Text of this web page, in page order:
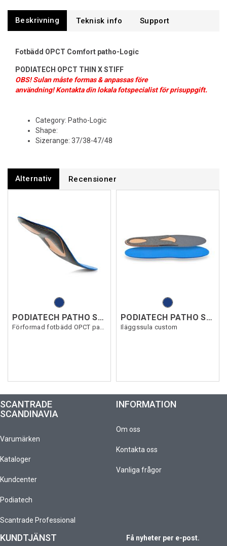
Beskrivning Support
Fotbädd OPCT Comfort patho-Logic
PODIATECH OPCT THIN X STIFF
OBS! Sulan måste formas & anpassas före
användning! Kontakta din lokala fotspecialist för prisuppgift.
Category: Patho-Logic
Shape:
Sizerange: 37/38-47/48
Alternativ Recensioner
PODIATECH PATHO STABILITY S+
Förformad fotbädd OPCT patho-Logic
PODIATECH PATHO STABILITY S
Iläggssula custom
SCANTRADE
SCANDINAVIA
Varumärken
Kataloger
Kundcenter
Podiatech
Scantrade Professional
INFORMATION
Om oss
Kontakta oss
Vanliga frågor
KUNDTJÄNST Få nyheter per e-post.